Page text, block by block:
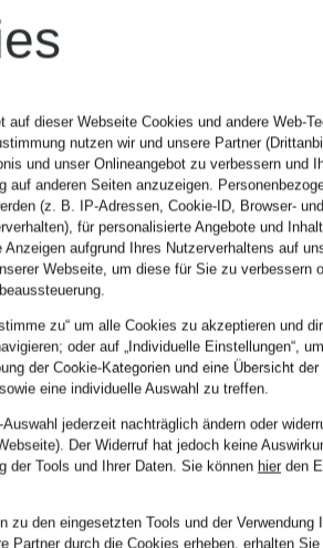
1'510
Trachten-
ab CHF
auf dieser Webseite Cookies und andere Web-
nutzen wir und unsere Partner
und unser Onlineangebot zu verbessern und
auf anderen Seiten anzuzeigen.
(z. B. IP-Adressen, Cookie-ID, Browser-
für personalisierte Angebote und
Anzeigen aufgrund Ihres Nutzerverhaltens auf
Webseite, um diese für Sie zu verbessern
zu“ um alle Cookies zu akzeptieren und
oder auf „Individuelle Einstellungen“,
der Cookie-Kategorien und eine Übersicht
eine individuelle Auswahl zu treffen.
jederzeit nachträglich ändern oder
Der Widerruf hat jedoch keine
der Tools und Ihrer Daten. Sie können hier den
zu den eingesetzten Tools und der Verwendung
Partner durch die Cookies erheben, erhalten